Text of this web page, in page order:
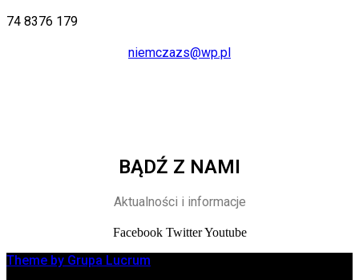
74 8376 179
niemczazs@wp.pl
BĄDŹ Z NAMI
Aktualności i informacje
Facebook Twitter Youtube
Theme by Grupa Lucrum